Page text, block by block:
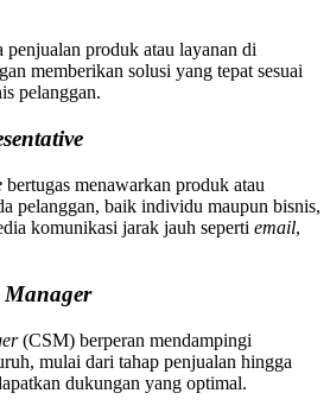
produk atau layanan di
memberikan solusi yang tepat sesuai
pelanggan.
bertugas menawarkan produk atau
pelanggan, baik individu maupun bisnis,
komunikasi jarak jauh seperti email,
Manager
(CSM) berperan mendampingi
mulai dari tahap penjualan hingga
dukungan yang optimal.